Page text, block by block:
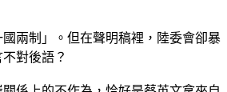
兩制」。但在聲明稿裡，陸委會卻暴
對後語？